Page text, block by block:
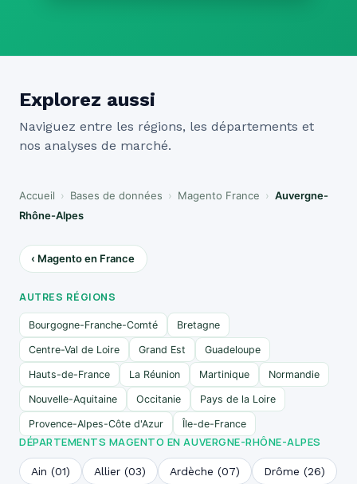
Explorez aussi
Naviguez entre les régions, les départements et
nos analyses de marché.
Accueil › Bases de données › Magento France › Auvergne-
Rhône-Alpes
‹ Magento en France
AUTRES RÉGIONS
Bourgogne-Franche-Comté Bretagne
Centre-Val de Loire Grand Est Guadeloupe
Hauts-de-France La Réunion Martinique Normandie
Nouvelle-Aquitaine Occitanie Pays de la Loire
Provence-Alpes-Côte d'Azur Île-de-France
DÉPARTEMENTS MAGENTO EN AUVERGNE-RHÔNE-ALPES
Ain (01) Allier (03) Ardèche (07) Drôme (26)